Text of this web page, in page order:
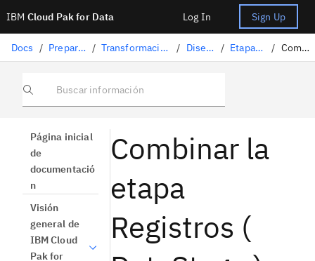
IBM Cloud Pak for Data Log In Sign Up
Docs / Preparación de datos / Transformación de datos con DataStage / Diseño de flujos / Etapas de DataStage / Combinar registros
Buscar información
Página inicial
de
documentació
n
Visión
general de
IBM Cloud
Pak for
Combinar la
etapa
Registros (